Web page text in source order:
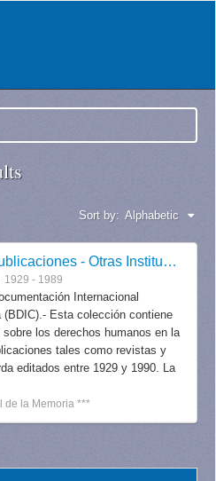
Sort by: Alphabetic
Acervo de Publicaciones - Otras Instituciones
1929 - 1989
Internacional
(BDIC).- Esta colección contiene
los derechos humanos en la
tales como revistas y
editados entre 1929 y 1990. La
de la Memoria ***